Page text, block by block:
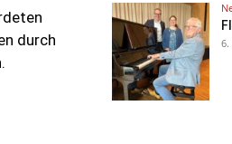
durch
6.